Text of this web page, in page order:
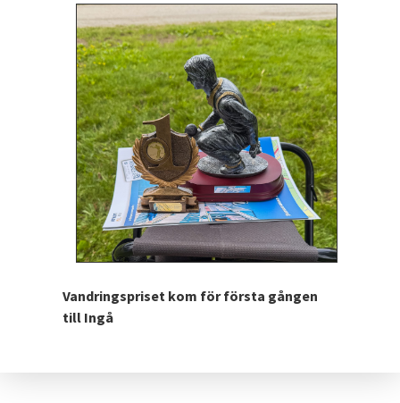
Vandringspriset kom för första gången
till Ingå